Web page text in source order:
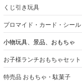
くじ引き玩具
プロマイド・カード・シール
小物玩具、景品、おもちゃ
お子様ランチおもちゃセット
特売品 おもちゃ・駄菓子